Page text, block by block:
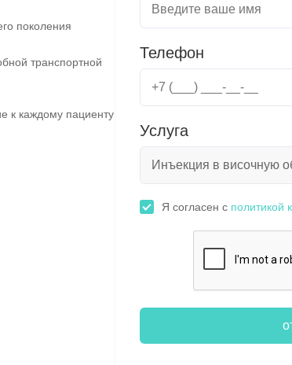
поколения
транспортной
к каждому пациенту
Телефон
Услуга
Я согласен с политикой